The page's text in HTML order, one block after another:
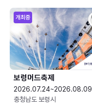
개최중
보령머드축제
2026.07.24~2026.08.09
충청남도 보령시